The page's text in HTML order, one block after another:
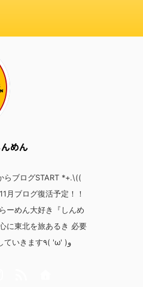
んめん
らブログSTART *+.\((
月ブログ復活予定！！
ーめん大好き『しんめ
に東北を旅あるき 必要
な情報を配信していきます٩( 'ω' )و